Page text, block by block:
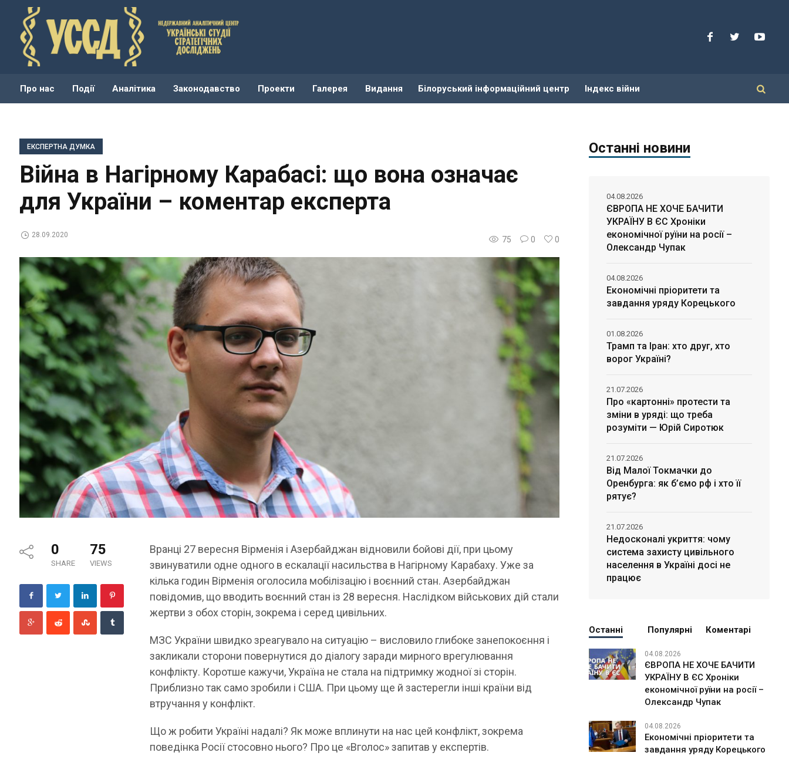
Про нас Події Аналітика Законодавство Проекти Галерея Видання Білоруський інформаційний центр Індекс війни
ЕКСПЕРТНА ДУМКА
Війна в Нагірному Карабасі: що вона означає
для України – коментар експерта
75 0 0
28.09.2020
0
SHARE
75
VIEWS
Вранці 27 вересня Вірменія і Азербайджан відновили бойові дії, при цьому
звинуватили одне одного в ескалації насильства в Нагірному Карабаху. Уже за
кілька годин Вірменія оголосила мобілізацію і воєнний стан. Азербайджан
повідомив, що вводить воєнний стан із 28 вересня. Наслідком військових дій стали
жертви з обох сторін, зокрема і серед цивільних.
МЗС України швидко зреагувало на ситуацію – висловило глибоке занепокоєння і
закликали сторони повернутися до діалогу заради мирного врегулювання
конфлікту. Коротше кажучи, Україна не стала на підтримку жодної зі сторін.
Приблизно так само зробили і США. При цьому ще й застерегли інші країни від
втручання у конфлікт.
Що ж робити Україні надалі? Як може вплинути на нас цей конфлікт, зокрема
поведінка Росії стосовно нього? Про це «Вголос» запитав у експертів.
Останні новини
ЄВРОПА НЕ ХОЧЕ БАЧИТИ
УКРАЇНУ В ЄС Хроніки
економічної руїни на росії –
Олександр Чупак
04.08.2026
Економічні пріоритети та
завдання уряду Корецького
04.08.2026
Трамп та Іран: хто друг, хто
ворог Україні?
01.08.2026
Про «картонні» протести та
зміни в уряді: що треба
розуміти — Юрій Сиротюк
21.07.2026
Від Малої Токмачки до
Оренбурга: як б’ємо рф і хто її
рятує?
21.07.2026
Недосконалі укриття: чому
система захисту цивільного
населення в Україні досі не
працює
21.07.2026
Останні Популярні Коментарі
04.08.2026
ЄВРОПА НЕ ХОЧЕ БАЧИТИ
УКРАЇНУ В ЄС Хроніки
економічної руїни на росії –
Олександр Чупак
04.08.2026
Економічні пріоритети та
завдання уряду Корецького